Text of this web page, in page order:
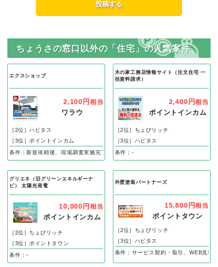
ちょうさの窓口以外の「住宅」の人気案件
エクスショップ
2,100円 相当
ワラウ
［2位］ハピタス
［3位］ポイントインカム
条件：新規依頼後、現場調査実施完了
木の家工務店情報サイト（注文住宅 一
括資料請求）
2,400円相当
ポイントインカム
［2位］ちょびリッチ
［3位］ハピタス
条件：-
グリエネ（旧グリーンエネルギーナ
ビ） 太陽光発電
10,000円 相当
ポイントインカム
［2位］ちょびリッチ
［3位］ポイントタウン
条件：-
外壁塗装パートナーズ
15,800円相当
ポイントタウン
［2位］ちょびリッチ
［3位］ハピタス
条件：サービス契約・取引、WEB見積